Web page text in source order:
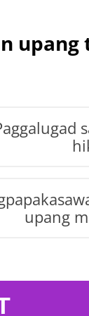
upang